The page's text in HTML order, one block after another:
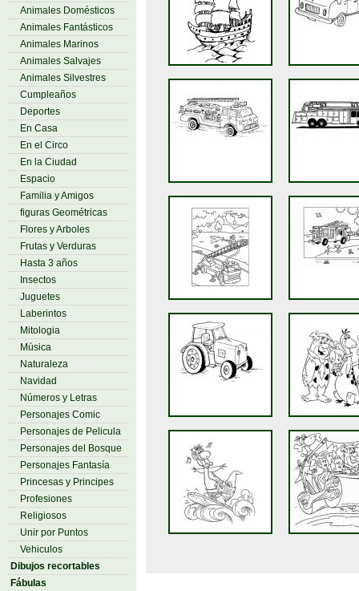
Animales Domésticos
Animales Fantásticos
Animales Marinos
Animales Salvajes
Animales Silvestres
Cumpleaños
Deportes
En Casa
En el Circo
En la Ciudad
Espacio
Familia y Amigos
figuras Geométricas
Flores y Arboles
Frutas y Verduras
Hasta 3 años
Insectos
Juguetes
Laberintos
Mitologia
Música
Naturaleza
Navidad
Números y Letras
Personajes Comic
Personajes de Pelicula
Personajes del Bosque
Personajes Fantasía
Princesas y Principes
Profesiones
Religiosos
Unir por Puntos
Vehiculos
Dibujos recortables
Fábulas